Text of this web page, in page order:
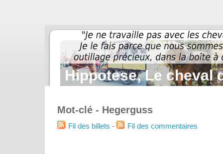
Hippotese, Le cheval
Mot-clé - Hegerguss
Fil des billets - Fil des commentaires